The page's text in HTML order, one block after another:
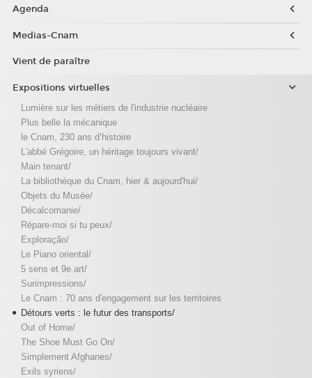
Agenda
Medias-Cnam
Vient de paraître
Expositions virtuelles
Lumière sur les métiers de l'industrie nucléaire
Plus belle la mécanique
le Cnam, 230 ans d’histoire
L'abbé Grégoire, un héritage toujours vivant/
Main tenant/
La bibliothèque du Cnam, hier & aujourd'hui/
Objets du Musée/
Décalcomanie/
Répare-moi si tu peux/
Exploração/
Le Piano oriental/
5 sens et 9e art/
Surimpressions/
Le Cnam : 70 ans d'engagement sur les territoires
Détours verts : le futur des transports/
Out of Home/
The Shoe Must Go On/
Simplement Afghanes/
Exils syriens/